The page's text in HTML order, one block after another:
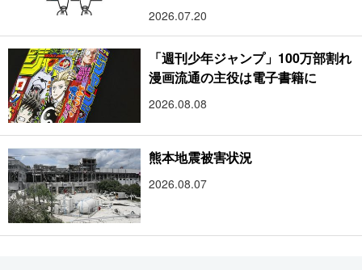
2026.07.20
「週刊少年ジャンプ」100万部割れ
漫画流通の主役は電子書籍に
2026.08.08
熊本地震被害状況
2026.08.07